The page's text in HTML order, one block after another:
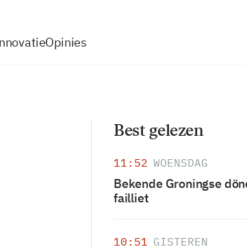
Opinies
Best gelezen
11:52 WOENSDAG
Bekende Groningse
failliet
10:51 GISTEREN